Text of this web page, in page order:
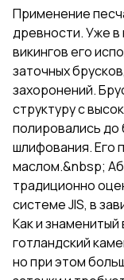
Применение
древности. Уже в
викингов его
заточных
захоронений.
структуру с
полировались до
шлифования. Его
маслом.&nbsp;
традиционно
системе JIS, в
Как и
готландский
но при этом